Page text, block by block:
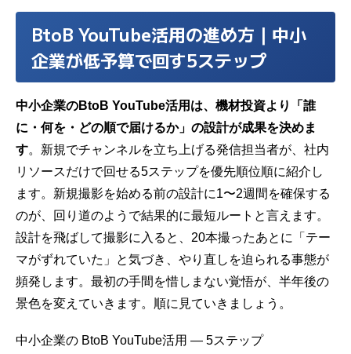
BtoB YouTube活用の進め方｜中小
企業が低予算で回す5ステップ
中小企業のBtoB YouTube活用は、機材投資より「誰
に・何を・どの順で届けるか」の設計が成果を決めま
す。新規でチャンネルを立ち上げる発信担当者が、社内
リソースだけで回せる5ステップを優先順位順に紹介し
ます。新規撮影を始める前の設計に1〜2週間を確保する
のが、回り道のようで結果的に最短ルートと言えます。
設計を飛ばして撮影に入ると、20本撮ったあとに「テー
マがずれていた」と気づき、やり直しを迫られる事態が
頻発します。最初の手間を惜しまない覚悟が、半年後の
景色を変えていきます。順に見ていきましょう。
中小企業の BtoB YouTube活用 ― 5ステップ